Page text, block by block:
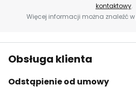
kontaktowy.
Więcej informacji można znaleźć w
Obsługa klienta
Odstąpienie od umowy